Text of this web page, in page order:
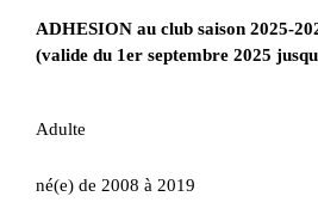
ADHESION au club saison 2025-
(valide du 1er septembre 2025
Adulte
né(e) de 2008 à 2019